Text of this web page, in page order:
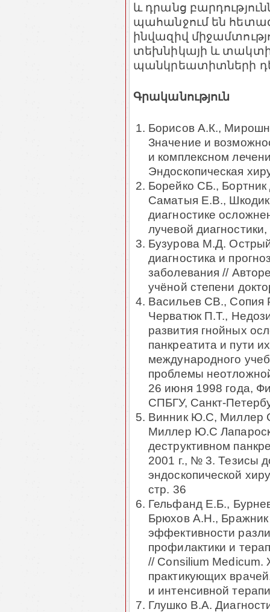
և դրանց
պահանջում են
ինվազիվ
տեխնիկայի և
պանկրեատիտների
Գրականություն
Борисов А.К.,
Значение и
и комплексном
Эндоскопическая
Борейко СБ.,
Саматыя Е.В., Шкодик
диагностике
лучевой
Бузурова М.Д.
диагностика и
заболевания //
учёной степени
Васильев СВ., Сопия
Черватюк П.Т.,
развития гнойных
панкреатита и пути
международного
проблемы
26 июня 1998 года,
СПБГУ, Санкт-
Винник Ю.С, Миллер
Миллер Ю.С
деструктивном
2001 г., № 3. Тезисы
эндоскопической
стр. 36
Гельфанд Е.Б.,
Брюхов А.Н.,
эффективности
профилактики и
// Consilium
практикующих
и интенсивной
Глушко В.А.